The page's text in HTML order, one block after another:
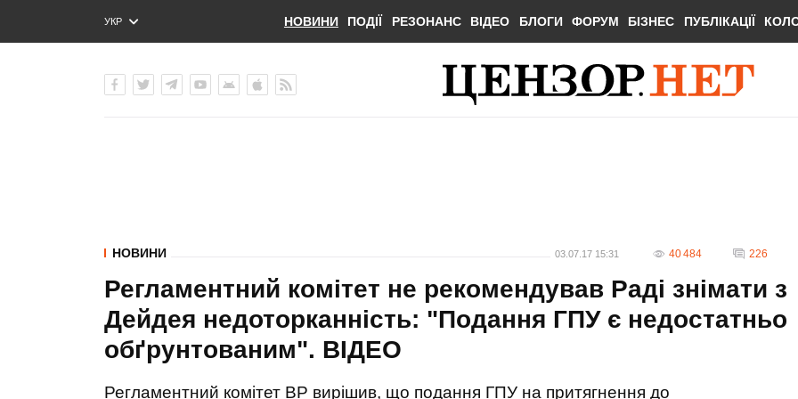
УКР
ENG
НОВИНИ ПОДІЇ РЕЗОНАНС ВІДЕО БЛОГИ ФОРУМ БІЗНЕС ПУБЛІКАЦІЇ
НОВИНИ 03.07.17 15:31 40 484 226
Регламентний комітет не рекомендував Раді знімати з
Дейдея недоторканність: "Подання ГПУ є недостатньо
обґрунтованим". ВIДЕО
Регламентний комітет ВР вирішив, що подання ГПУ на притягнення до